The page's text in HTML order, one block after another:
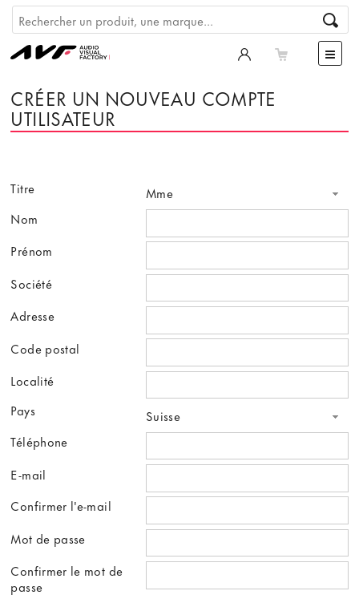
CRÉER UN NOUVEAU COMPTE
UTILISATEUR
Titre
Mme
Nom
Prénom
Société
Adresse
Code postal
Localité
Pays
Suisse
Téléphone
E-mail
Confirmer l'e-mail
Mot de passe
Confirmer le mot de
passe